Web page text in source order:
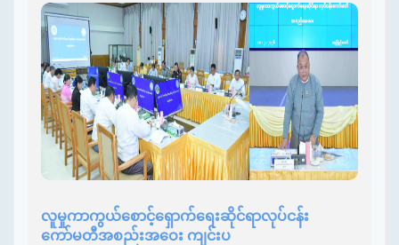
လူမှုကာကွယ်စောင့်ရှောက်ရေးဆိုင်ရာလုပ်ငန်း
ကော်မတီအစည်းအဝေး ကျင်းပ